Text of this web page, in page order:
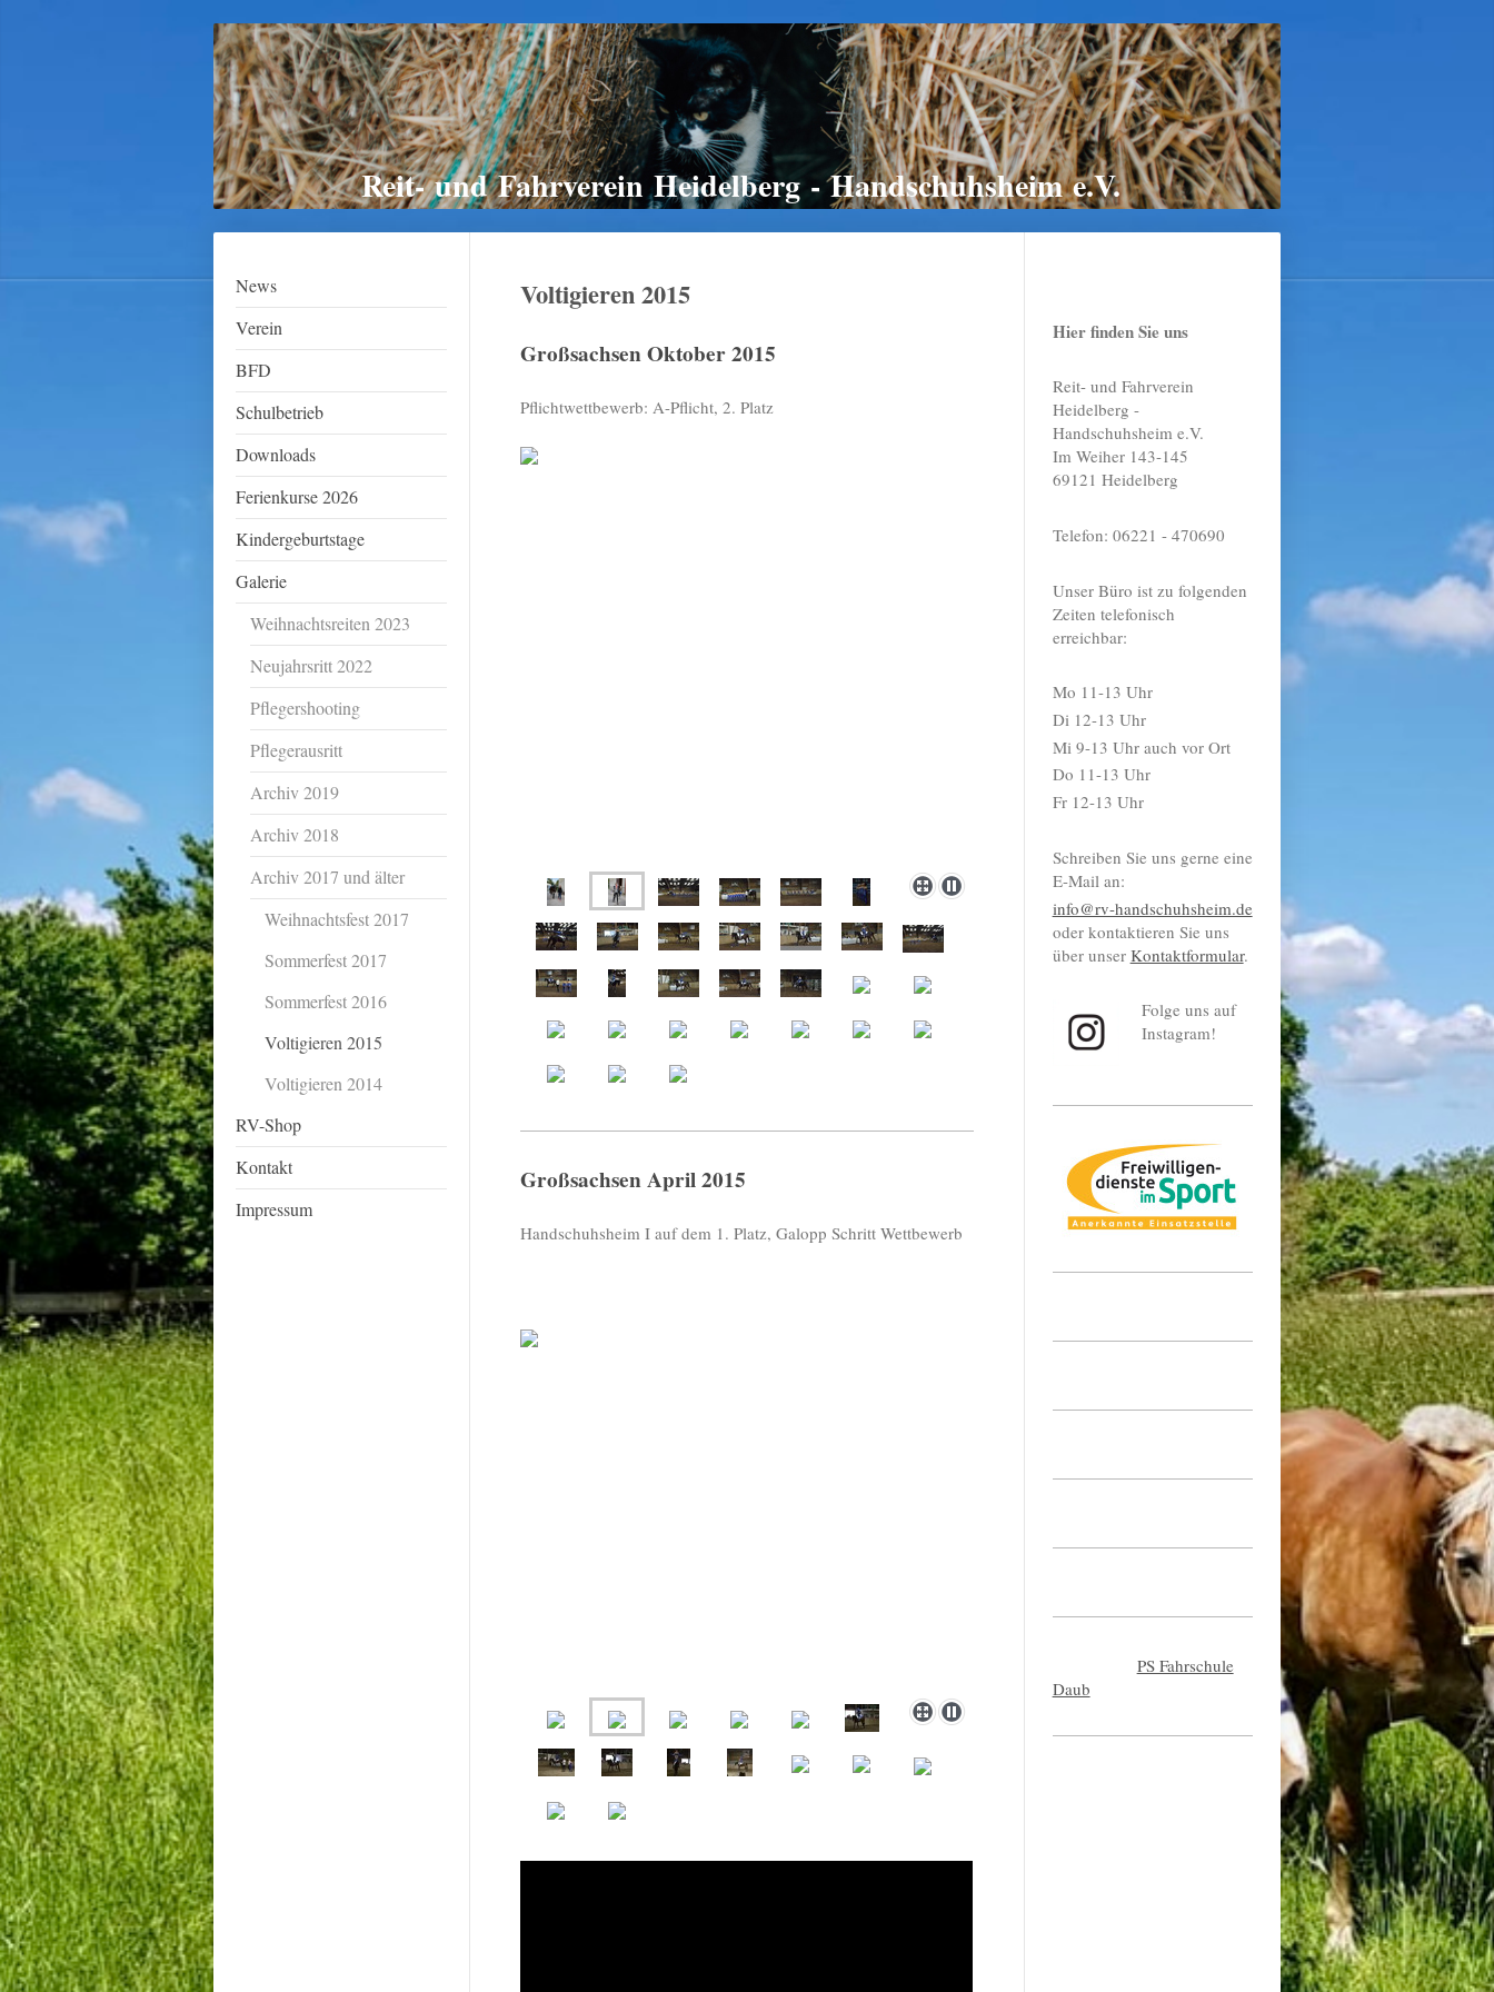
Reit- und Fahrverein Heidelberg - Handschuhsheim e.V.
News
Verein
BFD
Schulbetrieb
Downloads
Ferienkurse 2026
Kindergeburtstage
Galerie
Weihnachtsreiten 2023
Neujahrsritt 2022
Pflegershooting
Pflegerausritt
Archiv 2019
Archiv 2018
Archiv 2017 und älter
Weihnachtsfest 2017
Sommerfest 2017
Sommerfest 2016
Voltigieren 2015
Voltigieren 2014
RV-Shop
Kontakt
Impressum
Voltigieren 2015
Großsachsen Oktober 2015
Pflichtwettbewerb: A-Pflicht, 2. Platz
Großsachsen April 2015
Handschuhsheim I auf dem 1. Platz, Galopp Schritt Wettbewerb
Hier finden Sie uns
Reit- und Fahrverein
Heidelberg -
Handschuhsheim e.V.
Im Weiher 143-145
69121 Heidelberg
Telefon: 06221 - 470690
Unser Büro ist zu folgenden
Zeiten telefonisch
erreichbar:
Mo 11-13 Uhr
Di 12-13 Uhr
Mi 9-13 Uhr auch vor Ort
Do 11-13 Uhr
Fr 12-13 Uhr
Schreiben Sie uns gerne eine
E-Mail an:
info@rv-handschuhsheim.de
oder kontaktieren Sie uns
über unser Kontaktformular.
Folge uns auf
Instagram!
PS Fahrschule
Daub